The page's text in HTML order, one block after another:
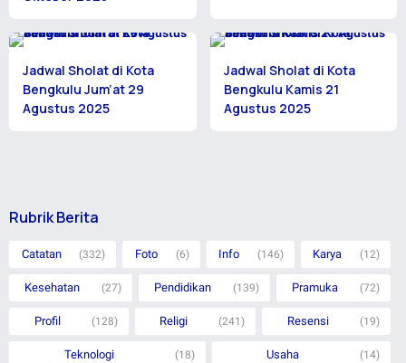
Jadwal Sholat di Kota
Bengkulu Jum’at 29
Agustus 2025
Jadwal Sholat di Kota
Bengkulu Kamis 21
Agustus 2025
Rubrik Berita
Catatan (332) Foto (6) Info (146) Karya (12)
Kesehatan (27) Pendidikan (139) Pramuka (72)
Profil (128) Religi (241) Resensi (19)
Teknologi (18) Usaha (14)